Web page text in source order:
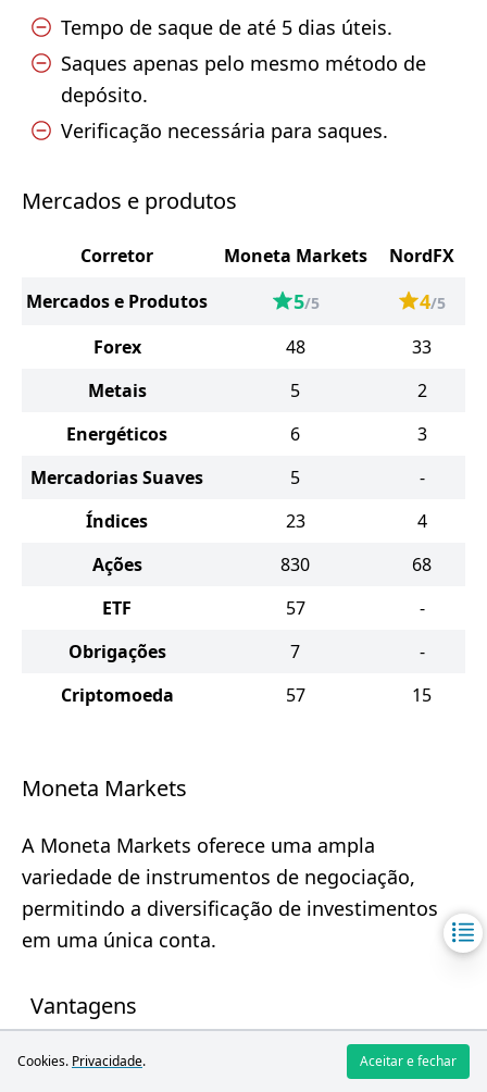
Tempo de saque de até 5 dias úteis.
Saques apenas pelo mesmo método de
depósito.
Verificação necessária para saques.
Mercados e produtos
Corretor Moneta Markets
NordFX
Mercados e Produtos
5/5 4/5
Forex 48
33
Metais
5
2
Energéticos
6
3
Mercadorias Suaves
5
-
Índices
23
4
Ações
830
68
ETF
57
-
Obrigações
7
-
Criptomoeda
57 15
Moneta Markets
A Moneta Markets oferece uma ampla
variedade de instrumentos de negociação,
permitindo a diversificação de investimentos
em uma única conta.
Vantagens
Mais de 1000 instrumentos
Cookies. Privacidade. Aceitar e fechar